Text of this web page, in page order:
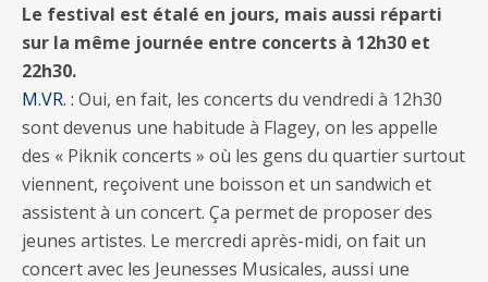
Le festival est étalé en jours, mais aussi réparti
sur la même journée entre concerts à 12h30 et
22h30.
M.VR. : Oui, en fait, les concerts du vendredi à 12h30
sont devenus une habitude à Flagey, on les appelle
des « Piknik concerts » où les gens du quartier surtout
viennent, reçoivent une boisson et un sandwich et
assistent à un concert. Ça permet de proposer des
jeunes artistes. Le mercredi après-midi, on fait un
concert avec les Jeunesses Musicales, aussi une